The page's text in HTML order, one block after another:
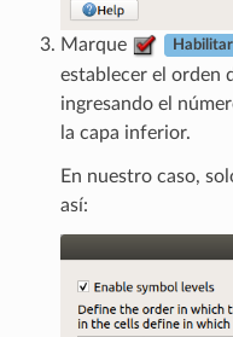
Marque
establecer el orden
ingresando el
la capa inferior.
En nuestro caso,
así: